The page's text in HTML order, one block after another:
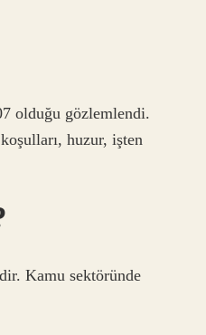
olduğu gözlemlendi.
huzur, işten
Kamu sektöründe